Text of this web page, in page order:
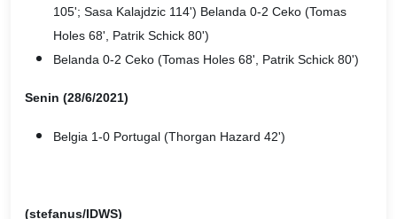
105'; Sasa Kalajdzic 114') Belanda 0-2 Ceko (Tomas
Holes 68', Patrik Schick 80')
Belanda 0-2 Ceko (Tomas Holes 68', Patrik Schick 80')
Senin (28/6/2021)
Belgia 1-0 Portugal (Thorgan Hazard 42')
(stefanus/IDWS)